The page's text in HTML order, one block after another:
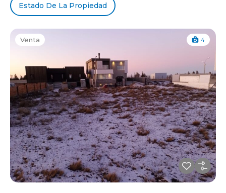
Estado De La Propiedad
Venta 4